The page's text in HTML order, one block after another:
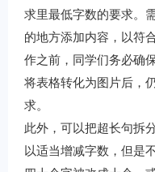
求里最低字数的要求。
的地方添加内容，以符
作之前，同学们务必确
将表格转化为图片后，
求。
此外，可以把超长句拆
以适当增减字数，但是